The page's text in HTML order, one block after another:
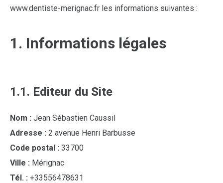
www.dentiste-merignac.fr les informations suivantes :
1. Informations légales
1.1. Editeur du Site
Nom : Jean Sébastien Caussil
Adresse : 2 avenue Henri Barbusse
Code postal : 33700
Ville : Mérignac
Tél. : +33556478631